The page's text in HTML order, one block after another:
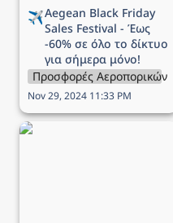
✈️Aegean Black Friday
Sales Festival - Έως
-60% σε όλο το δίκτυο
για σήμερα μόνο!
Προσφορές Αεροπορικών
Nov 29, 2024 11:33 PM
Προσφορά Aegean - Έως